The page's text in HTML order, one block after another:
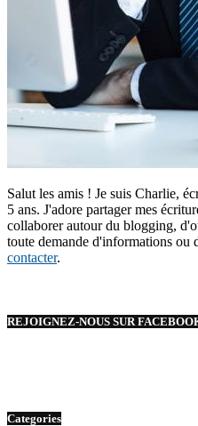
Salut les amis ! Je suis Charlie,
5 ans. J'adore partager mes
collaborer autour du blogging,
toute demande d'informations ou
contacter.
REJOIGNEZ-NOUS SUR
Categories